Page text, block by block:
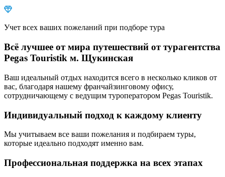
Учет всех ваших пожеланий при подборе тура
Всё лучшее от мира путешествий от турагентства
Pegas Touristik м. Щукинская
Ваш идеальный отдых находится всего в несколько кликов от
вас, благодаря нашему франчайзинговому офису,
сотрудничающему с ведущим туроператором Pegas Touristik.
Индивидуальный подход к каждому клиенту
Мы учитываем все ваши пожелания и подбираем туры,
которые идеально подходят именно вам.
Профессиональная поддержка на всех этапах